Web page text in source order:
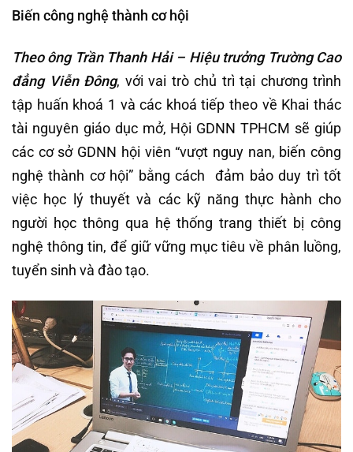
Biến công nghệ thành cơ hội
Theo ông Trần Thanh Hải – Hiệu trưởng Trường Cao
đẳng Viễn Đông, với vai trò chủ trì tại chương trình
tập huấn khoá 1 và các khoá tiếp theo về Khai thác
tài nguyên giáo dục mở, Hội GDNN TPHCM sẽ giúp
các cơ sở GDNN hội viên “vượt nguy nan, biến công
nghệ thành cơ hội” bằng cách đảm bảo duy trì tốt
việc học lý thuyết và các kỹ năng thực hành cho
người học thông qua hệ thống trang thiết bị công
nghệ thông tin, để giữ vững mục tiêu về phân luồng,
tuyển sinh và đào tạo.